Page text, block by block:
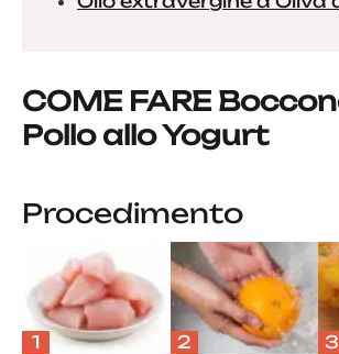
COME FARE
Pollo allo Yogurt
Procedimento
1 2 3